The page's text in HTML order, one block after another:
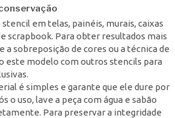
em telas, painéis, murais, caixas
scrapbook. Para obter resultados mais
sobreposição de cores ou a técnica de
este modelo com outros stencils para
é simples e garante que ele dure por
o uso, lave a peça com água e sabão
Para preservar a integridade